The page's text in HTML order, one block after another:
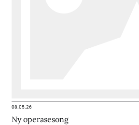
08.05.26
Ny operasesong